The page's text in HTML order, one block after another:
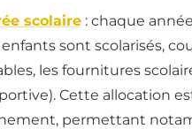
scolaire : chaque
sont scolarisés,
les fournitures
Cette allocation
permettant